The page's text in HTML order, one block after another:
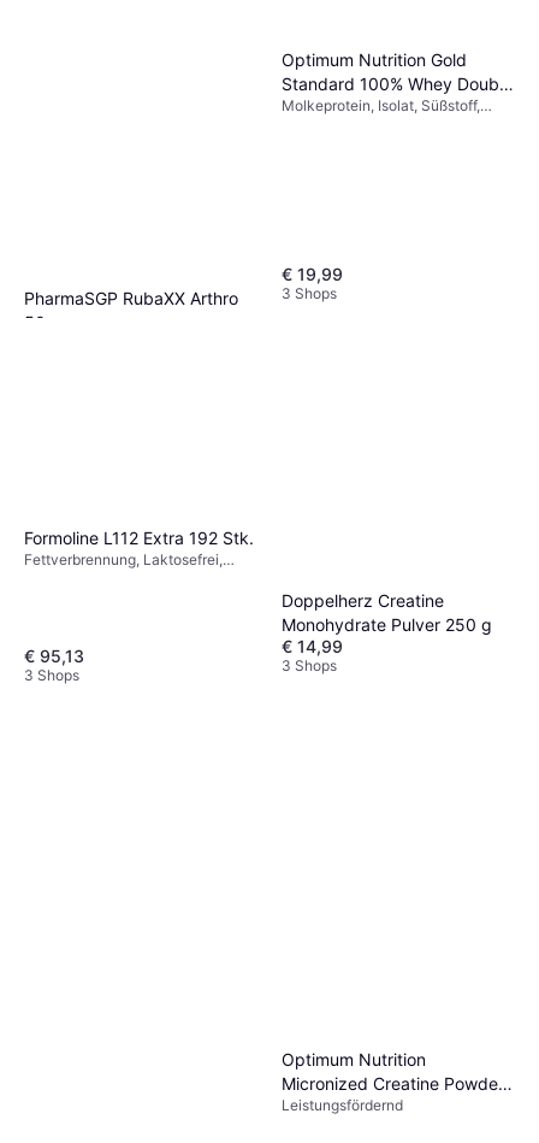
PharmaSGP RubaXX Arthro
50
Optimum Nutrition Gold
Standard 100% Whey Double
Rich Chocolate 450g
Molkeprotein, Isolat, Süßstoff,
€ 19,99
3 Shops
Formoline L112 Extra 192 Stk.
Fettverbrennung, Laktosefrei,
€ 95,13
3 Shops
Doppelherz Creatine
Monohydrate Pulver 250 g
€ 14,99
3 Shops
Optimum Nutrition
Micronized Creatine Powder
317g
Leistungsfördernd